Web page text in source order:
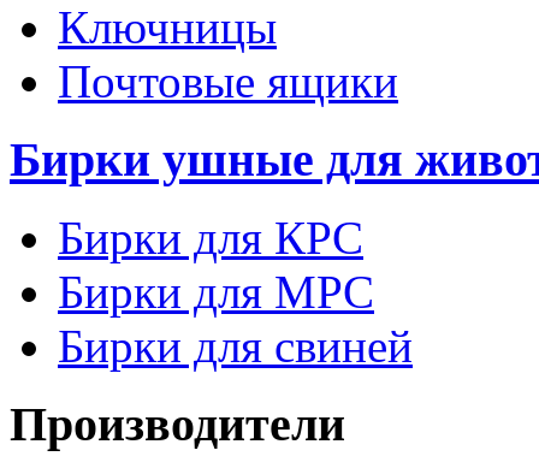
Ключницы
Почтовые ящики
Бирки ушные для
Бирки для КРС
Бирки для МРС
Бирки для свиней
Производители